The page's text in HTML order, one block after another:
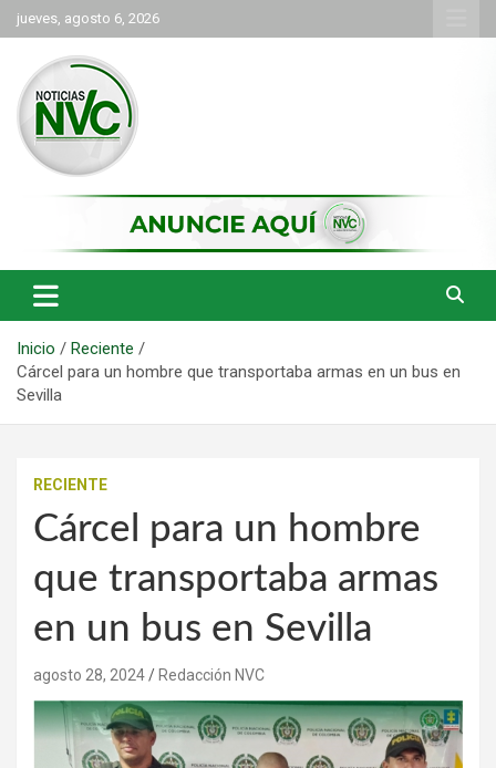
Saltar
al
contenido
jueves, agosto 6, 2026
NVC Noticias
Inicio
Reciente
Cárcel para un hombre que transportaba armas en un bus en
Sevilla
RECIENTE
Cárcel para un hombre
que transportaba armas
en un bus en Sevilla
agosto 28, 2024 Redacción NVC